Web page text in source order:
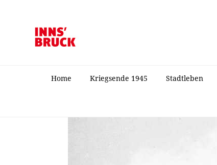
Home Kriegsende 1945 Stadtleben